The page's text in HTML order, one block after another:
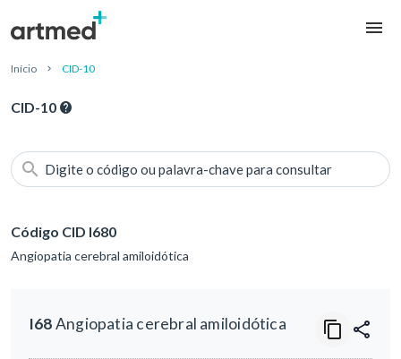
Início CID-10
CID-10
Digite o código ou palavra-chave para consultar
Código CID I680
Angiopatia cerebral amiloidótica
I68Angiopatia cerebral amiloidótica